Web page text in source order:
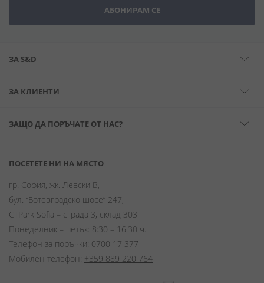
АБОНИРАМ СЕ
ЗА S&D
ЗА КЛИЕНТИ
ЗАЩО ДА ПОРЪЧАТЕ ОТ НАС?
ПОСЕТЕТЕ НИ НА МЯСТО
гр. София, жк. Левски В,
бул. “Ботевградско шосе” 247,
CTPark Sofia – сграда 3, склад 303
Понеделник – петък: 8:30 – 16:30 ч.
Телефон за поръчки: 0700 17 377
Мобилен телефон: +359 889 220 764